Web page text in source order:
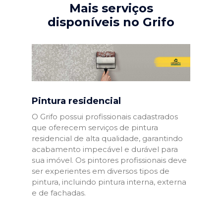
Mais serviços
disponíveis no Grifo
Pintura residencial
O Grifo possui profissionais cadastrados
que oferecem serviços de pintura
residencial de alta qualidade, garantindo
acabamento impecável e durável para
sua imóvel. Os pintores profissionais deve
ser experientes em diversos tipos de
pintura, incluindo pintura interna, externa
e de fachadas.